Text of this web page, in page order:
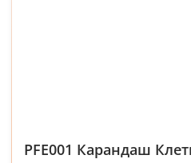
PFE001 Карандаш